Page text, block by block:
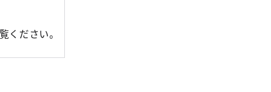
ください。